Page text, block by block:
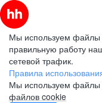
Мы используем файлы
правильную работу
сетевой трафик.
Правила
Мы используем файлы
файлов cookie